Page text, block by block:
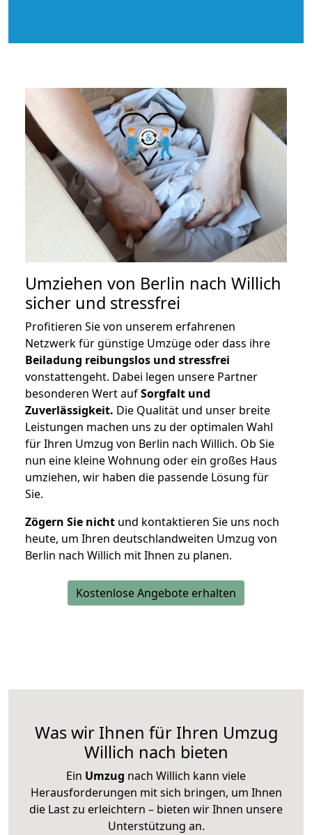
Umziehen von Berlin nach Willich
sicher und stressfrei
Profitieren Sie von unserem erfahrenen
Netzwerk für günstige Umzüge oder dass ihre
Beiladung reibungslos und stressfrei
vonstattengeht. Dabei legen unsere Partner
besonderen Wert aufSorgfalt und
Zuverlässigkeit. Die Qualität und unser breite
Leistungen machen uns zu der optimalen Wahl
für Ihren Umzug von Berlin nach Willich. Ob Sie
nun eine kleine Wohnung oder ein großes Haus
umziehen, wir haben die passende Lösung für
Sie.
Zögern Sie nicht und kontaktieren Sie uns noch
heute, um Ihren deutschlandweiten Umzug von
Berlin nach Willich mit Ihnen zu planen.
Kostenlose Angebote erhalten
Was wir Ihnen für Ihren Umzug
Willich nach bieten
Ein Umzug nach Willich kann viele
Herausforderungen mit sich bringen, um Ihnen
die Last zu erleichtern – bieten wir Ihnen unsere
Unterstützung an.